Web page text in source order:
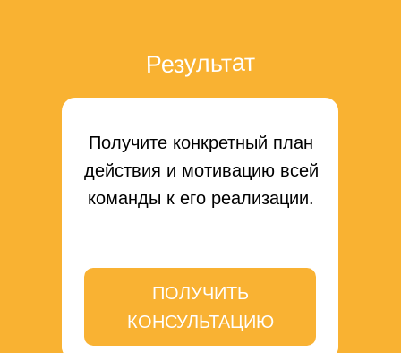
Получите конкретный план
действия и мотивацию всей
команды к его реализации.
ПОЛУЧИТЬ
КОНСУЛЬТАЦИЮ
Результат